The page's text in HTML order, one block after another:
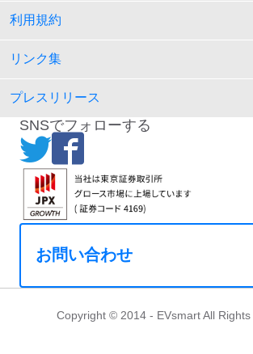
利用規約
リンク集
プレスリリース
SNSでフォローする
お問い合わせ
Copyright © 2014 - EVsmart All